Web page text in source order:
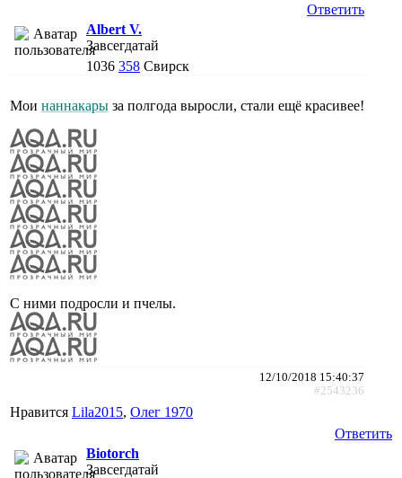
Ответить
Albert V.
Завсегдатай
1036 358 Свирск
Мои наннакары за полгода выросли, стали ещё красивее!
С ними подросли и пчелы.
12/10/2018 15:40:37
#2543236
Нравится Lila2015, Олег 1970
Ответить
Biotorch
Завсегдатай